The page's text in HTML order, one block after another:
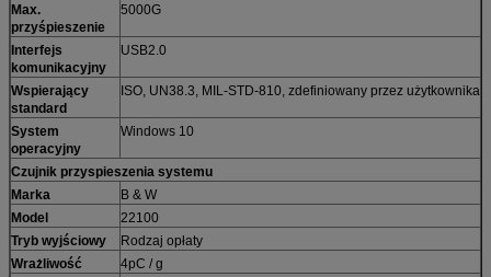
Max.
przyśpieszenie
5000G
Interfejs
komunikacyjny
USB2.0
Wspierający
standard
ISO, UN38.3, MIL-STD-810, zdefiniowany przez użytkownika
System
operacyjny
Windows 10
Czujnik przyspieszenia systemu
Marka
B & W
Model
22100
Tryb wyjściowy
Rodzaj opłaty
Wrażliwość
4pC / g